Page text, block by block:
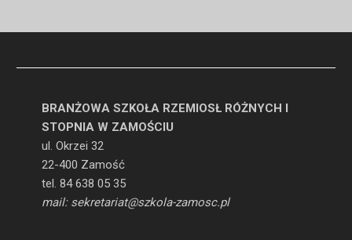
BRANŻOWA SZKOŁA RZEMIOSŁ RÓŻNYCH I
STOPNIA W ZAMOŚCIU
ul. Okrzei 32
22-400 Zamość
tel. 84 638 05 35
mail: sekretariat@szkola-zamosc.pl